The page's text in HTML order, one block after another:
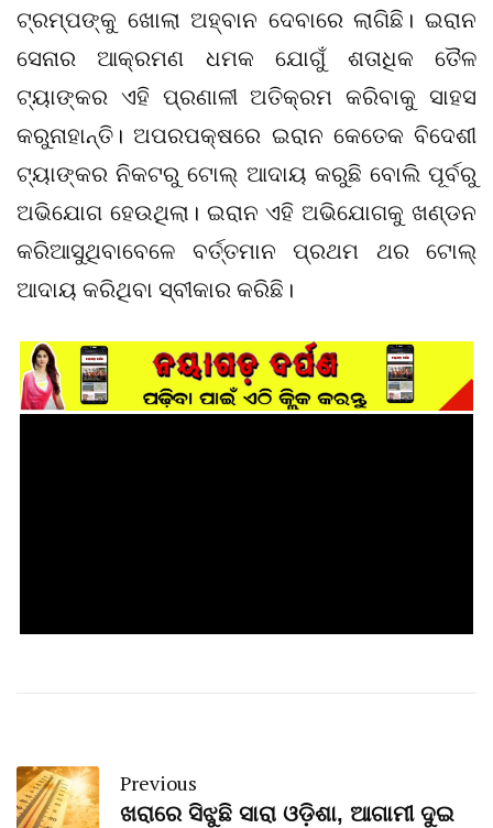
ଟ୍ରମ୍ପଙ୍କୁ ଖୋଲା ଅହ୍ବାନ ଦେବାରେ ଲାଗିଛି। ଇରାନ
ସେନାର ଆକ୍ରମଣ ଧମକ ଯୋଗୁଁ ଶତାଧିକ ତୈଳ
ଟ୍ୟାଙ୍କର ଏହି ପ୍ରଣାଳୀ ଅତିକ୍ରମ କରିବାକୁ ସାହସ
କରୁନାହାନ୍ତି। ଅପରପକ୍ଷରେ ଇରାନ କେତେକ ବିଦେଶୀ
ଟ୍ୟାଙ୍କର ନିକଟରୁ ଟୋଲ୍‌ ଆଦାୟ କରୁଛି ବୋଲି ପୂର୍ବରୁ
ଅଭିଯୋଗ ହେଉଥିଲା। ଇରାନ ଏହି ଅଭିଯୋଗକୁ ଖଣ୍ଡନ
କରିଆସୁଥିବାବେଳେ ବର୍ତ୍ତମାନ ପ୍ରଥମ ଥର ଟୋଲ୍‌
ଆଦାୟ କରିଥିବା ସ୍ବୀକାର କରିଛି।
Previous
ଖରାରେ ସିଝୁଛି ସାରା ଓଡ଼ିଶା, ଆଗାମୀ ଦୁଇ